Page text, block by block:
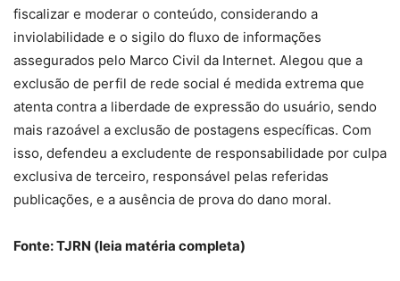
fiscalizar e moderar o conteúdo, considerando a
inviolabilidade e o sigilo do fluxo de informações
assegurados pelo Marco Civil da Internet. Alegou que a
exclusão de perfil de rede social é medida extrema que
atenta contra a liberdade de expressão do usuário, sendo
mais razoável a exclusão de postagens específicas. Com
isso, defendeu a excludente de responsabilidade por culpa
exclusiva de terceiro, responsável pelas referidas
publicações, e a ausência de prova do dano moral.
Fonte: TJRN (leia matéria completa)